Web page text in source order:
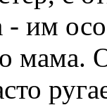
- им
мама.